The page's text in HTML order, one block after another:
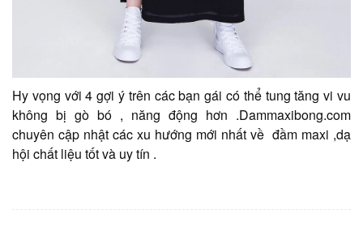
Hy vọng với 4 gợi ý trên các bạn gái có thể tung tăng vi vu
không bị gò bó , năng động hơn .Dammaxibong.com
chuyên cập nhật các xu hướng mới nhất về đầm maxi ,dạ
hội chất liệu tốt và uy tín .